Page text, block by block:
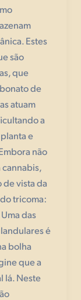
Estes
são
que
de
atuam
a
e
não
vista da
tricoma:
das
é
bolha
que a
lá. Neste